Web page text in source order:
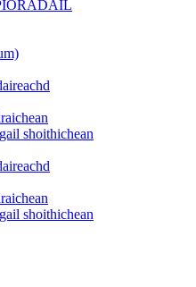
shoithichean
shoithichean